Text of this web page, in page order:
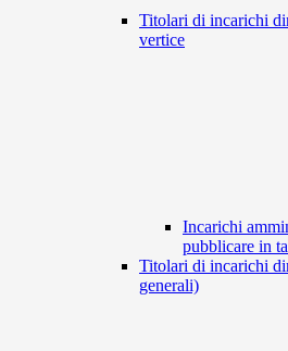
Titolari di incarichi
vertice
Incarichi
pubblicare in
Titolari di incarichi
generali)